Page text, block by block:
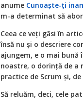
anume Cunoaște-ți
m-a determinat să
Ceea ce veți găsi în
însă nu și o descriere
ajungem, e o mai
noastre, o dorință de a
practice de Scrum și,
Să reluăm, deci, cele